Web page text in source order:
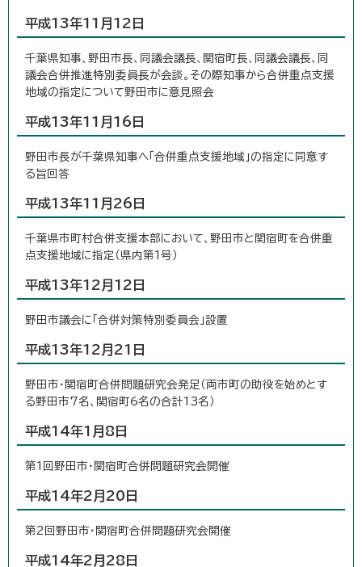
平成13年11月12日
千葉県知事、野田市長、同議会議長、関宿町長、同議会議長、同
議会合併推進特別委員長が会談。その際知事から合併重点支援
地域の指定について野田市に意見照会
平成13年11月16日
野田市長が千葉県知事へ「合併重点支援地域」の指定に同意す
る旨回答
平成13年11月26日
千葉県市町村合併支援本部において、野田市と関宿町を合併重
点支援地域に指定（県内第1号）
平成13年12月12日
野田市議会に「合併対策特別委員会」設置
平成13年12月21日
野田市・関宿町合併問題研究会発足（両市町の助役を始めとす
る野田市7名、関宿町6名の合計13名）
平成14年1月8日
第1回野田市・関宿町合併問題研究会開催
平成14年2月20日
第2回野田市・関宿町合併問題研究会開催
平成14年2月28日